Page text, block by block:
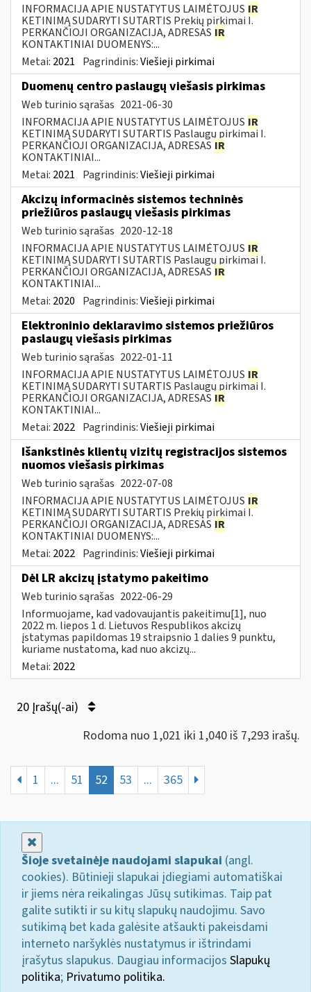
INFORMACIJA APIE NUSTATYTUS LAIMĖTOJUS IR
KETINIMĄ SUDARYTI SUTARTIS Prekių pirkimai I.
PERKANČIOJI ORGANIZACIJA, ADRESAS IR
KONTAKTINIAI DUOMENYS:...
Metai: 2021 Pagrindinis:Viešieji pirkimai
Duomenų centro paslaugų viešasis pirkimas
Web turinio sąrašas 2021-06-30
INFORMACIJA APIE NUSTATYTUS LAIMĖTOJUS IR
KETINIMĄ SUDARYTI SUTARTIS Paslaugų pirkimai I.
PERKANČIOJI ORGANIZACIJA, ADRESAS IR
KONTAKTINIAI...
Metai: 2021 Pagrindinis:Viešieji pirkimai
Akcizų informacinės sistemos techninės
priežiūros paslaugų viešasis pirkimas
Web turinio sąrašas 2020-12-18
INFORMACIJA APIE NUSTATYTUS LAIMĖTOJUS IR
KETINIMĄ SUDARYTI SUTARTIS Paslaugų pirkimai I.
PERKANČIOJI ORGANIZACIJA, ADRESAS IR
KONTAKTINIAI...
Metai: 2020 Pagrindinis:Viešieji pirkimai
Elektroninio deklaravimo sistemos priežiūros
paslaugų viešasis pirkimas
Web turinio sąrašas 2022-01-11
INFORMACIJA APIE NUSTATYTUS LAIMĖTOJUS IR
KETINIMĄ SUDARYTI SUTARTIS Paslaugų pirkimai I.
PERKANČIOJI ORGANIZACIJA, ADRESAS IR
KONTAKTINIAI...
Metai: 2022 Pagrindinis:Viešieji pirkimai
Išankstinės klientų vizitų registracijos sistemos
nuomos viešasis pirkimas
Web turinio sąrašas 2022-07-08
INFORMACIJA APIE NUSTATYTUS LAIMĖTOJUS IR
KETINIMĄ SUDARYTI SUTARTIS Prekių pirkimai I.
PERKANČIOJI ORGANIZACIJA, ADRESAS IR
KONTAKTINIAI DUOMENYS:...
Metai: 2022 Pagrindinis:Viešieji pirkimai
Dėl LR akcizų įstatymo pakeitimo
Web turinio sąrašas 2022-06-29
Informuojame, kad vadovaujantis pakeitimu[1], nuo
2022 m. liepos 1 d. Lietuvos Respublikos akcizų
įstatymas papildomas 19 straipsnio 1 dalies 9 punktu,
kuriame nustatoma, kad nuo akcizų...
Metai: 2022
20 Įrašų(-ai)
Rodoma nuo 1,021 iki 1,040 iš 7,293 irašų.
1 ... 51 52 53 ... 365
Šioje svetainėje naudojami slapukai (angl.
cookies). Būtinieji slapukai įdiegiami automatiškai
ir jiems nėra reikalingas Jūsų sutikimas. Taip pat
galite sutikti ir su kitų slapukų naudojimu. Savo
sutikimą bet kada galėsite atšaukti pakeisdami
interneto naršyklės nustatymus ir ištrindami
įrašytus slapukus. Daugiau informacijos Slapukų
politika; Privatumo politika.